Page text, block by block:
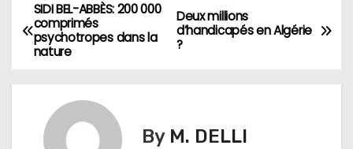
N
a
v
Deux millions
d’handicapés en Algérie
?
SIDI BEL-ABBÈS: 200 000
comprimés
psychotropes dans la
nature
By M. DELLI